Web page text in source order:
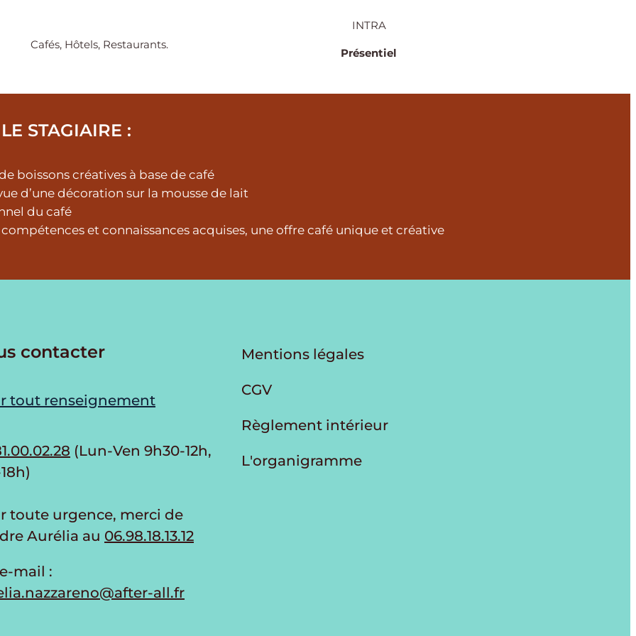
Cafés, Hôtels, Restaurants.
INTRA
Présentiel
STAGIAIRE :
boissons créatives à base de café
d’une décoration sur la mousse de lait
du café
et connaissances acquises, une offre café unique et créative
contacter
tout renseignement
(Lun-Ven 9h30-12h,
toute urgence, merci de
Aurélia au 06.98.18.13.12
mail :
all.fr
Mentions légales
CGV
Règlement intérieur
L'organigramme